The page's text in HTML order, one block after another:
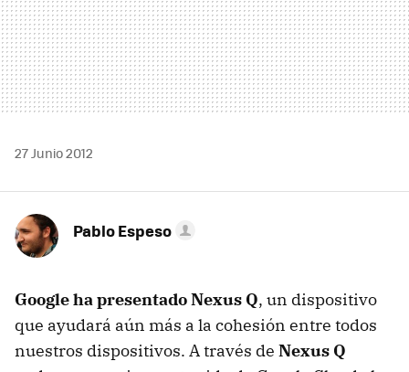
27 Junio 2012
Pablo Espeso
Google ha presentado Nexus Q, un dispositivo
que ayudará aún más a la cohesión entre todos
nuestros dispositivos. A través de Nexus Q